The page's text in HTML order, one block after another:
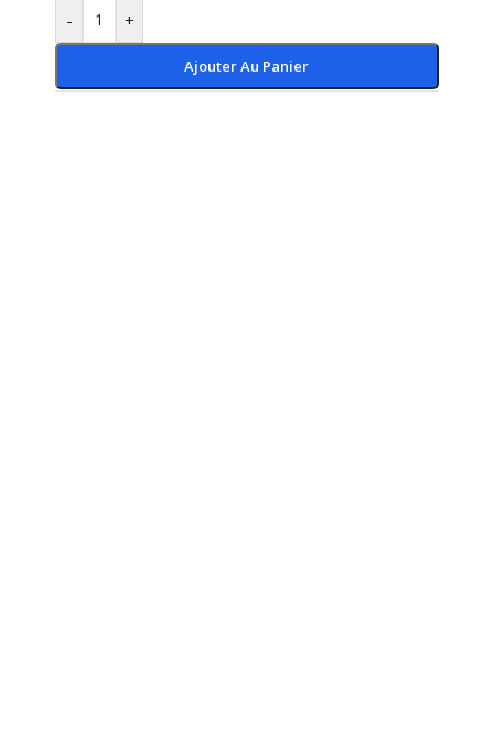
- +
Ajouter Au Panier